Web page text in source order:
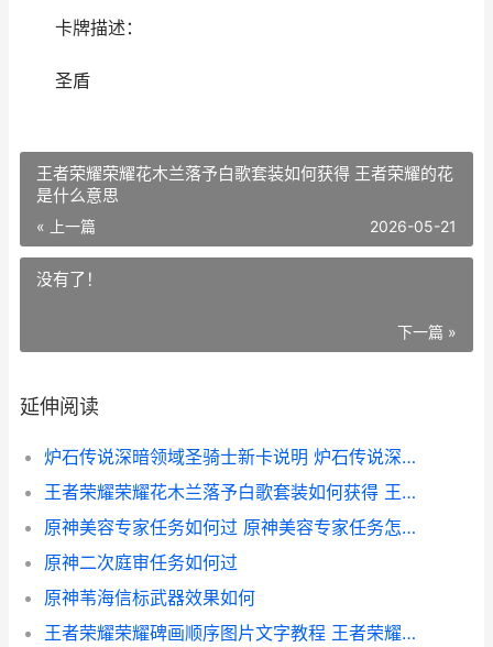
卡牌描述：
圣盾
王者荣耀荣耀花木兰落予白歌套装如何获得 王者荣耀的花
是什么意思
« 上一篇 2026-05-21
没有了！
下一篇 »
延伸阅读
炉石传说深暗领域圣骑士新卡说明 炉石传说深暗领域全卡预览
王者荣耀荣耀花木兰落予白歌套装如何获得 王者荣耀的花是什么意思
原神美容专家任务如何过 原神美容专家任务怎么做
原神二次庭审任务如何过
原神苇海信标武器效果如何
王者荣耀荣耀碑画顺序图片文字教程 王者荣耀碑墓